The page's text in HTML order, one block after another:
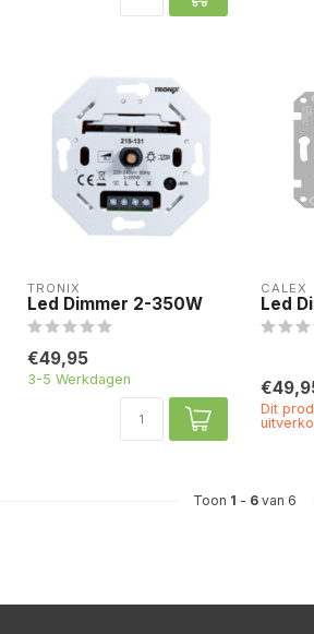
TRONIX
Led Dimmer 2-350W
€49,95
3-5 Werkdagen
CALEX
Led
Dit
Toon 1 - 6van 6